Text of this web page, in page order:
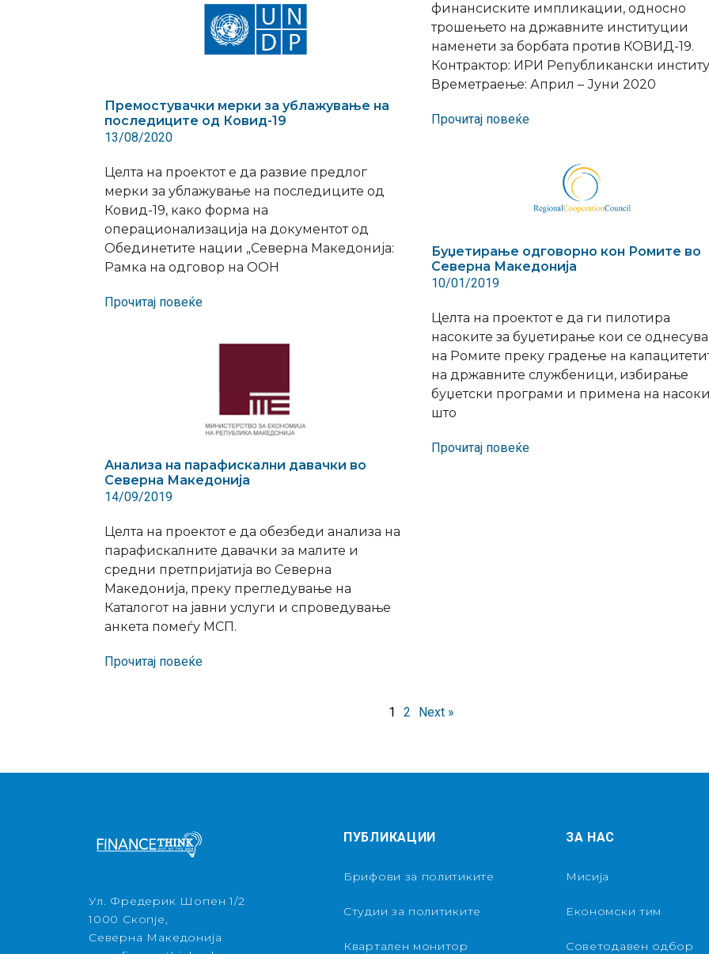
Премостувачки мерки за ублажување на
последиците од Ковид-19
13/08/2020
Целта на проектот е да развие предлог
мерки за ублажување на последиците од
Ковид-19, како форма на
операционализација на документот од
Обединетите нации „Северна Македонија:
Рамка на одговор на ООН
Прочитај повеќе
Анализа на парафискални давачки во
Северна Македонија
14/09/2019
Целта на проектот е да обезбеди анализа на
парафискалните давачки за малите и
средни претпријатија во Северна
Македонија, преку прегледување на
Каталогот на јавни услуги и спроведување
анкета помеѓу МСП.
Прочитај повеќе
финансиските импликации, односно
трошењето на државните институции
наменети за борбата против КОВИД-19.
Контрактор: ИРИ Републикански
Времетраење: Април – Јуни 2020
Прочитај повеќе
Буџетирање одговорно кон Ромите во
Северна Македонија
10/01/2019
Целта на проектот е да ги пилотира
насоките за буџетирање кои се
на Ромите преку градење на
на државните службеници, избирање
буџетски програми и примена на
што
Прочитај повеќе
1 2 Next »
Ул. Фредерик Шопен 1/2
1000 Скопје,
Северна Македонија
ПУБЛИКАЦИИ
Брифови за политиките
Студии за политиките
Квартален монитор
ЗА НАС
Мисија
Економски тим
Советодавен одбор